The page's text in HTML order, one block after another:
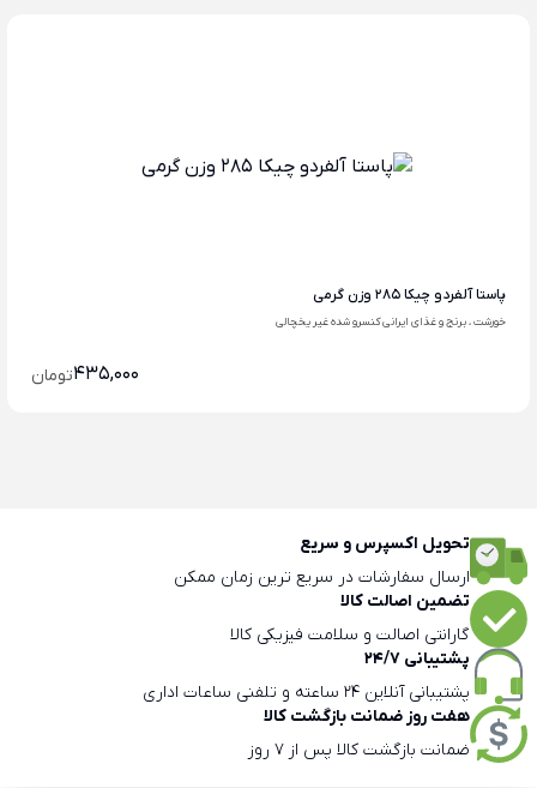
پاستا آلفردو چیکا 285 وزن گرمی
خورشت ، برنج و غذای ایرانی کنسرو شده غیر یخچالی
435,000تومان
تحویل اکسپرس و سریع
ارسال سفارشات در سریع ترین زمان ممکن
تضمین اصالت کالا
گارانتی اصالت و سلامت فیزیکی کالا
پشتیبانی 24/7
پشتیبانی آنلاین 24 ساعته و تلفنی ساعات اداری
هفت روز ضمانت بازگشت کالا
ضمانت بازگشت کالا پس از 7 روز